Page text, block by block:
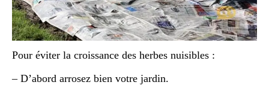
Pour éviter la croissance des herbes nuisibles :
– D’abord arrosez bien votre jardin.